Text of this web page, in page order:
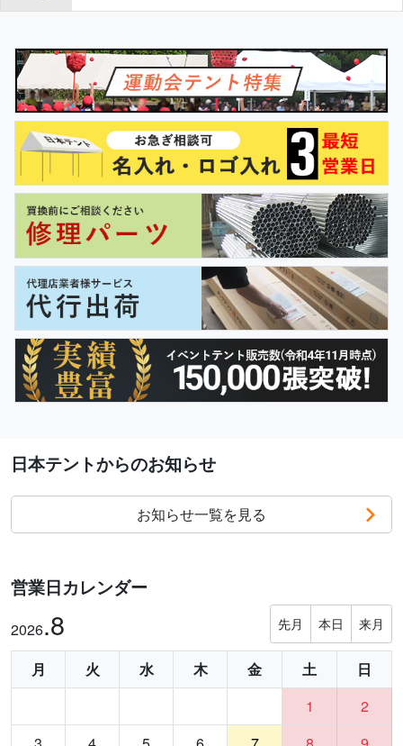
日本テントからのお知らせ
お知らせ一覧を見る
営業日カレンダー
2026.8 先月 本日 来月
月 火 水 木 金 土
日
1
2